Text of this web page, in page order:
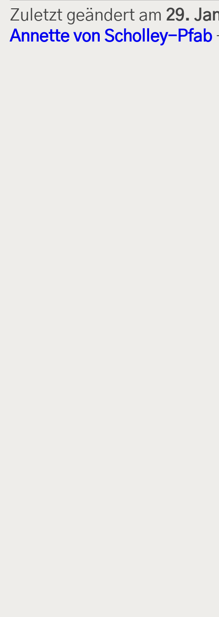
Zuletzt geändert am 29.
Annette von Scholley-Pfab